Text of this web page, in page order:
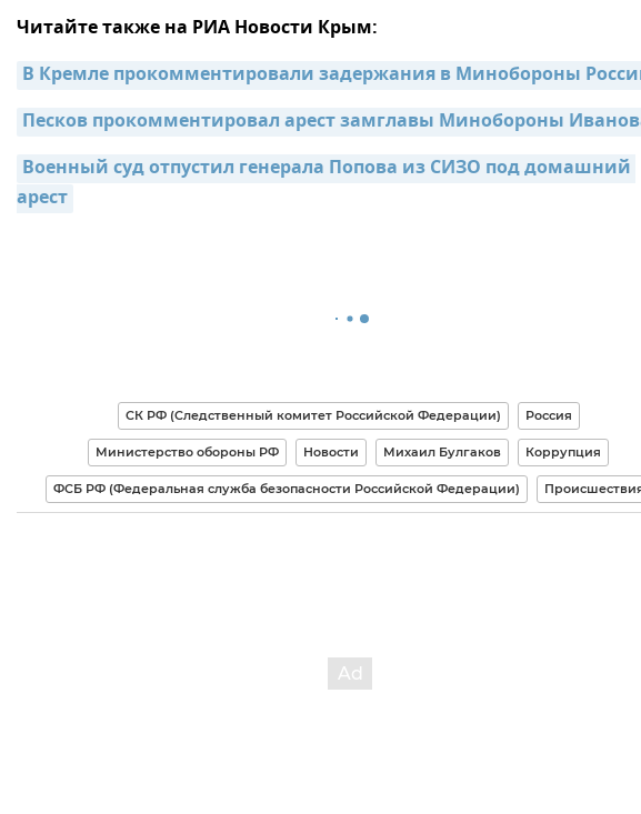
Читайте также на РИА Новости Крым:
В Кремле прокомментировали задержания в Минобороны
Песков прокомментировал арест замглавы Минобороны
Военный суд отпустил генерала Попова из СИЗО под домашний
арест
СК РФ (Следственный комитет Российской Федерации) Россия
Министерство обороны РФ Новости Михаил Булгаков Коррупция
ФСБ РФ (Федеральная служба безопасности Российской Федерации)